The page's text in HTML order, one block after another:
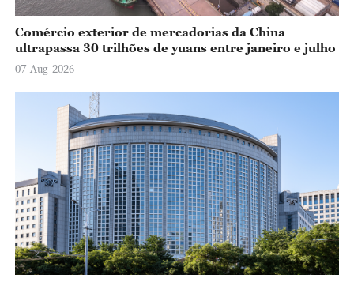
Comércio exterior de mercadorias da China
ultrapassa 30 trilhões de yuans entre janeiro e julho
07-Aug-2026